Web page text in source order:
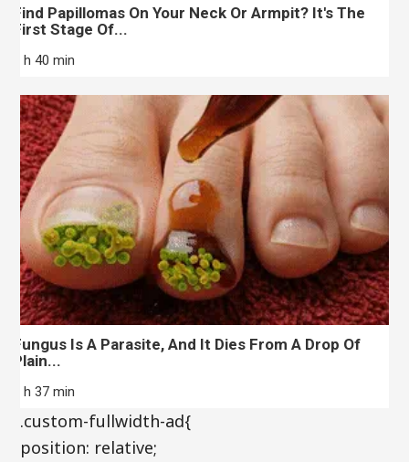
Find Papillomas On Your Neck Or Armpit? It's The
First Stage Of...
7 h 40 min
Fungus Is A Parasite, And It Dies From A Drop Of
Plain...
9 h 37 min
.custom-fullwidth-ad{
position: relative;